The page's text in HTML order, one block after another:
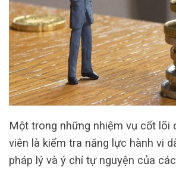
Một trong những nhiệm vụ cốt lõi
viên là kiểm tra năng lực hành vi
pháp lý và ý chí tự nguyện của